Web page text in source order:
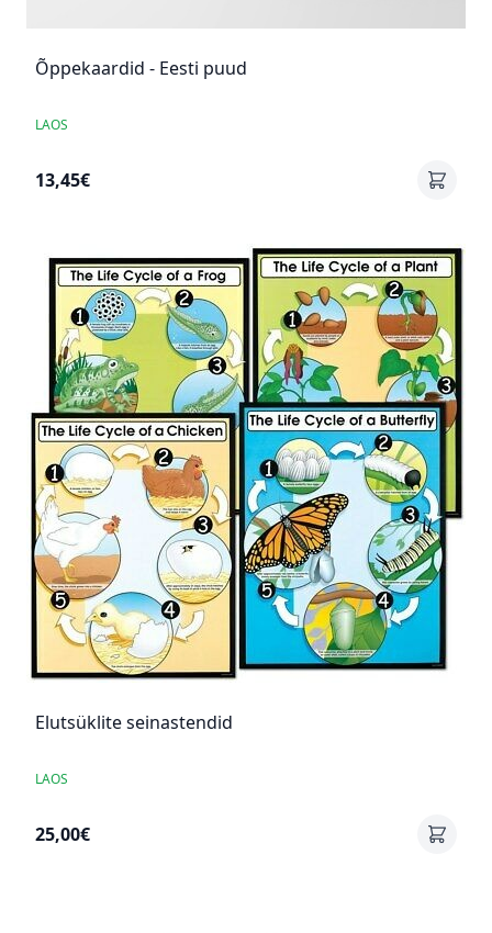
Õppekaardid - Eesti puud
LAOS
13,45€
Elutsüklite seinastendid
LAOS
25,00€